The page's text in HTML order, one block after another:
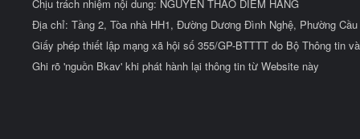
Chịu trách nhiệm nội dung: NGUYỄN THẢO DIỄM HẰNG
Địa chỉ: Tầng 2, Tòa nhà HH1, Đường Dương Đình Nghệ, Phường
Giấy phép thiết lập mạng xã hội số 355/GP-BTTTT do Bộ Thông tin
Ghi rõ 'nguồn Bkav' khi phát hành lại thông tin từ Website này